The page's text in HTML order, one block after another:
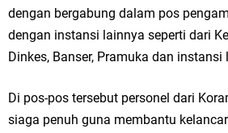
dengan bergabung dalam pos
dengan instansi lainnya seperti dari
Dinkes, Banser, Pramuka dan instansi
Di pos-pos tersebut personel dari
siaga penuh guna membantu